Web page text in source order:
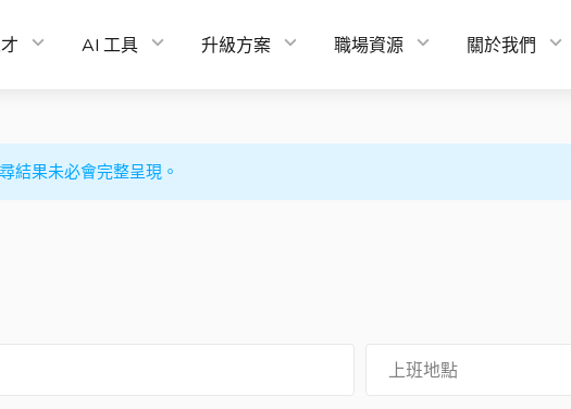
AI 工具 升級方案 職場資源 關於我們
結果未必會完整呈現。
上班地點